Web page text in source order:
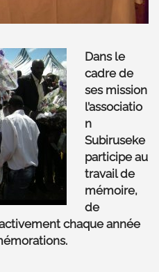
Dans le
cadre de
ses mission
l’associatio
n
Subiruseke
participe au
travail de
mémoire,
de
chaque année